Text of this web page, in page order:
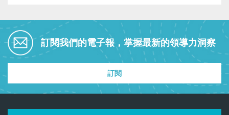
訂閱我們的電子報，掌握最新的領導力洞察
訂閱